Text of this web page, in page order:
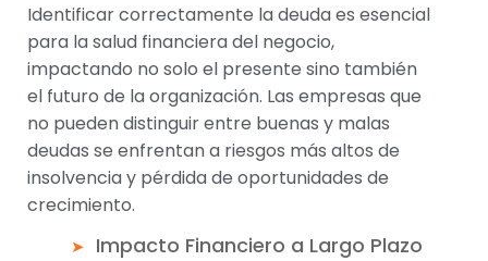
Identificar correctamente la deuda es esencial
para la salud financiera del negocio,
impactando no solo el presente sino también
el futuro de la organización. Las empresas que
no pueden distinguir entre buenas y malas
deudas se enfrentan a riesgos más altos de
insolvencia y pérdida de oportunidades de
crecimiento.
Impacto Financiero a Largo Plazo